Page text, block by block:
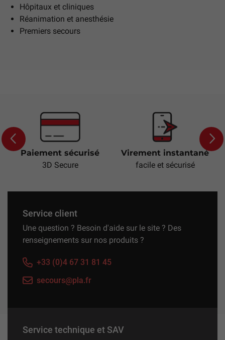
Hôpitaux et cliniques
Réanimation et anesthésie
Premiers secours
Previous
Paiement sécurisé
3D Secure
Virement instantané
facile et sécurisé
Service client
Une question ? Besoin d'aide sur le site ? Des
renseignements sur nos produits ?
+33 (0)4 67 31 81 45
secours@pla.fr
Service technique et SAV